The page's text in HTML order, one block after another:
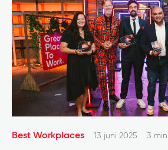
Best Workplaces 13 juni 2025 3 min